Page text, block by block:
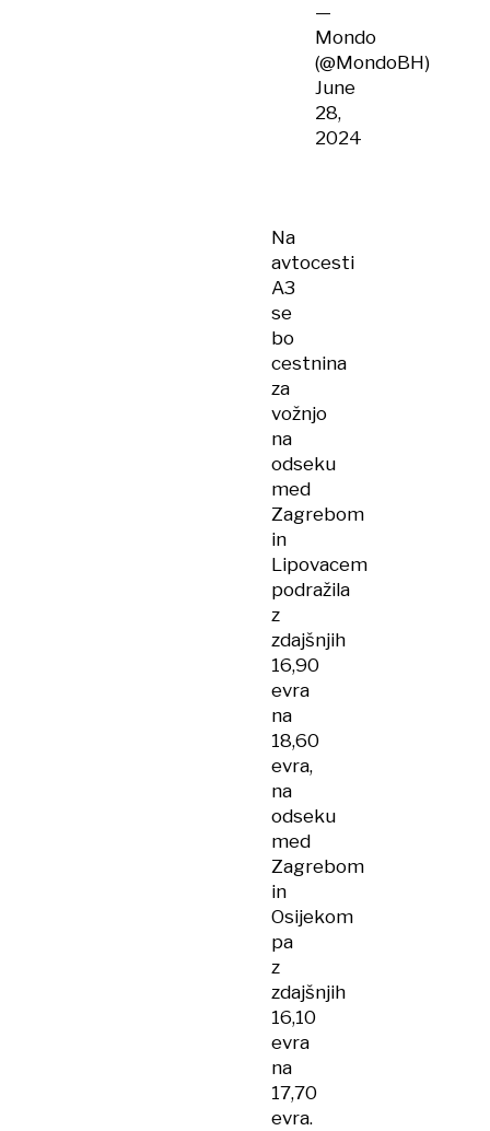
—
Mondo
(@MondoBH)
June
28,
2024
Na
avtocesti
A3
se
bo
cestnina
za
vožnjo
na
odseku
med
Zagrebom
in
Lipovacem
podražila
z
zdajšnjih
16,90
evra
na
18,60
evra,
na
odseku
med
Zagrebom
in
Osijekom
pa
z
zdajšnjih
16,10
evra
na
17,70
evra.